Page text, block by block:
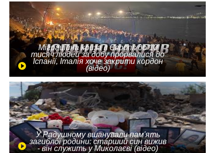
Міграційна криза в Європі: до 10
тисяч людей за добу прорвалися до
Іспанії, Італія хоче закрити кордон
(відео)
У Радушному вшанували пам'ять
загиблої родини: старший син вижив
- він служить у Миколаєві (відео)